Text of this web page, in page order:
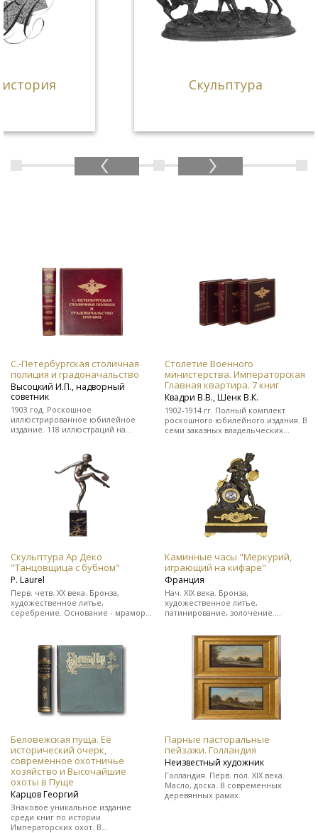
С.-Петербургская столичная
полиция и градоначальство
Высоцкий И.П., надворный
советник
1903 год. Роскошное
иллюстрированное юбилейное
издание. 118 иллюстраций на
цельнокожаном переплете.
Столетие Военного
министерства. Императорская
Главная квартира. 7 книг
Квадри В.В., Шенк В.К.
1902-1914 гг. Полный комплект
роскошного юбилейного издания. В
семи заказных владельческих
Скульптура Ар Деко
"Танцовщица с бубном"
Р. Laurel
Перв. четв. ХХ века. Бронза,
художественное литье,
серебрение. Основание - мрамор.
мастерской.
Каминные часы "Меркурий,
играющий на кифаре"
Франция
Нач. XIX века. Бронза,
художественное литье,
патинирование, золочение.
В прекрасном состоянии.
Беловежская пуща. Её
исторический очерк,
современное охотничье
хозяйство и Высочайшие
охоты в Пуще
Карцов Георгий
Знаковое уникальное издание
среди книг по истории
Императорских охот. В
Парные пасторальные
пейзажи. Голландия
Неизвестный художник
Голландия. Перв. пол. XIX века.
Масло, доска. В современных
деревянных рамах.